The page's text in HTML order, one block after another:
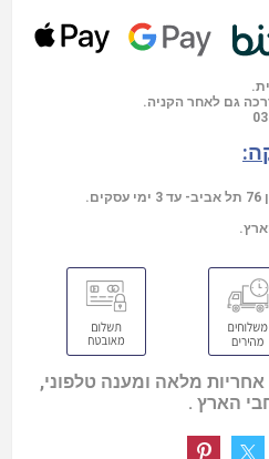
גם לאחר הקניה.
מלאה ומענה טלפוני,
הארץ .